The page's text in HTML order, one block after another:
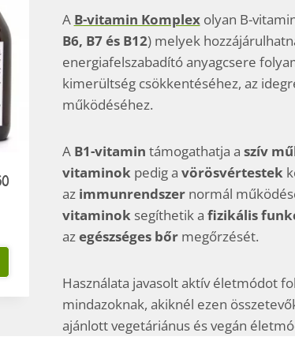
A B-vitamin Komplexolyan B-
B6, B7 és B12) melyek
energiafelszabadító anyagcsere
kimerültség csökkentéséhez, az
működéséhez.
AB1-vitamin támogathatja a szív
vitaminokpedig a vörösvértestek
az immunrendszernormál
vitaminoksegíthetik a fizikális
azegészséges bőrmegőrzését.
Használata javasolt aktív életmódot
mindazoknak, akiknél ezen
ajánlott vegetáriánus és vegán